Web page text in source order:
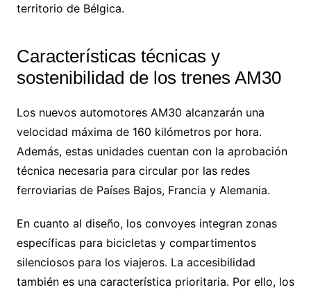
territorio de Bélgica.
Características técnicas y
sostenibilidad de los trenes AM30
Los nuevos automotores AM30 alcanzarán una
velocidad máxima de 160 kilómetros por hora.
Además, estas unidades cuentan con la aprobación
técnica necesaria para circular por las redes
ferroviarias de Países Bajos, Francia y Alemania.
En cuanto al diseño, los convoyes integran zonas
específicas para bicicletas y compartimentos
silenciosos para los viajeros. La accesibilidad
también es una característica prioritaria. Por ello, los